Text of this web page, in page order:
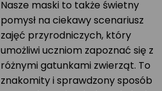
Nasze maski to także świetny
pomysł na ciekawy scenariusz
zajęć przyrodniczych, który
umożliwi uczniom zapoznać się z
różnymi gatunkami zwierząt. To
znakomity i sprawdzony sposób